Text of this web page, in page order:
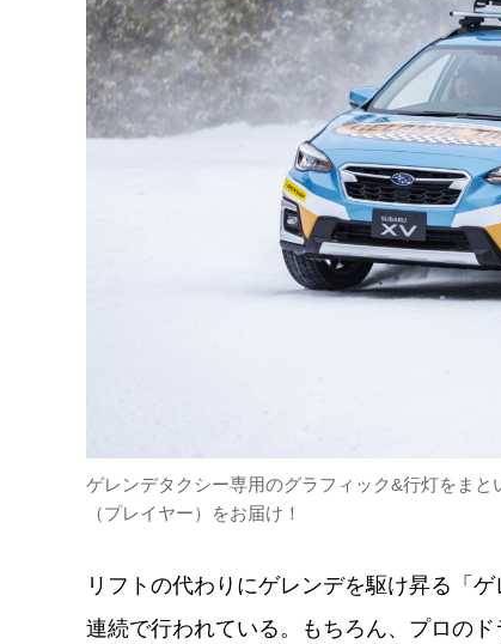
ゲレンデタクシー専用のグラフィック&行灯をま
（プレイヤー）をお届け！
リフトの代わりにゲレンデを駆け昇る「
連続で行われている。もちろん、プロの